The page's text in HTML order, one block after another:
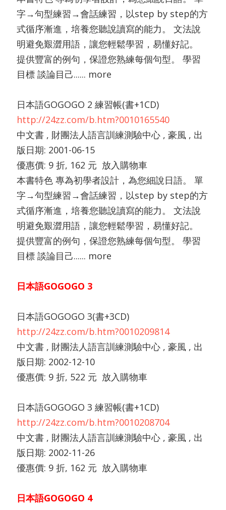
字→句型練習→會話練習，以step by step的方
式循序漸進，培養您聽說讀寫的能力。 文法說
明避免艱澀用語，讓您輕鬆學習，易懂好記。
提供豐富的例句，保證您熟練每個句型。 學習
目標 談論目己...... more
日本語GOGOGO 2 練習帳(書+1CD)
http://24zz.com/b.htm?0010165540
中文書 , 財團法人語言訓練測驗中心 , 豪風 , 出
版日期: 2001-06-15
優惠價: 9 折, 162 元 放入購物車
本書特色 專為初學者設計，為您細說日語。 單
字→句型練習→會話練習，以step by step的方
式循序漸進，培養您聽說讀寫的能力。 文法說
明避免艱澀用語，讓您輕鬆學習，易懂好記。
提供豐富的例句，保證您熟練每個句型。 學習
目標 談論目己...... more
日本語GOGOGO 3
日本語GOGOGO 3(書+3CD)
http://24zz.com/b.htm?0010209814
中文書 , 財團法人語言訓練測驗中心 , 豪風 , 出
版日期: 2002-12-10
優惠價: 9 折, 522 元 放入購物車
日本語GOGOGO 3 練習帳(書+1CD)
http://24zz.com/b.htm?0010208704
中文書 , 財團法人語言訓練測驗中心 , 豪風 , 出
版日期: 2002-11-26
優惠價: 9 折, 162 元 放入購物車
日本語GOGOGO 4